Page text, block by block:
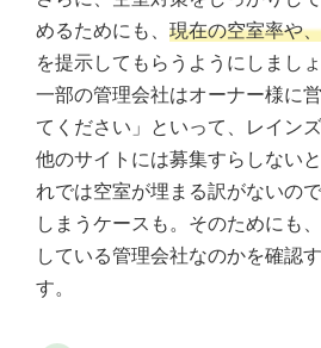
めるためにも、 現在の空室率や
を提示してもらうようにしましょ
一部の管理会社はオーナー様に
てください」といって、レイン
他のサイトには募集すらしない
れでは空室が埋まる訳がないの
しまうケースも。そのためにも
している管理会社なのかを確認
す。